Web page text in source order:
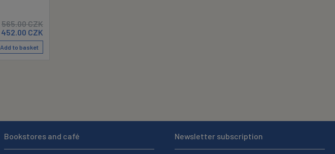
565.00CZK
452.00 CZK
Add to basket
Bookstores and café Newsletter subscription